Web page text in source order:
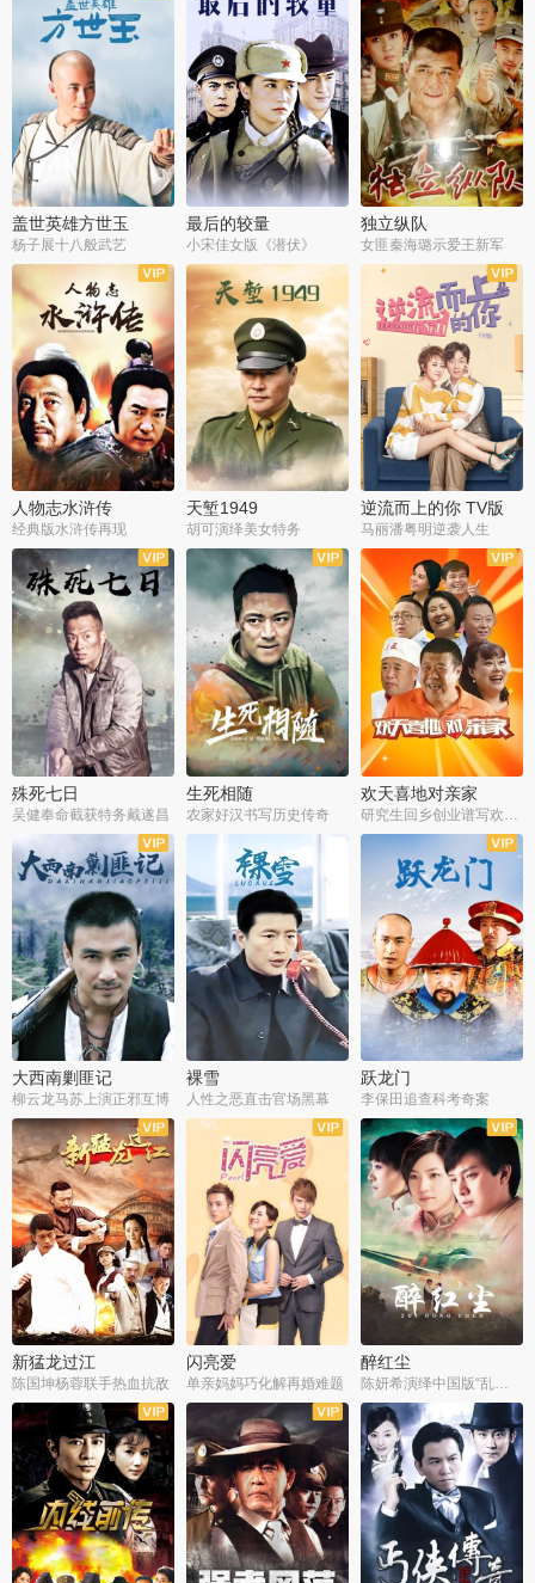
盖世英雄方世玉
杨子展十八般武艺
最后的较量
小宋佳女版《潜伏》
独立纵队
女匪秦海璐示爱王新军
全40集
人物志水浒传
经典版水浒传再现
全30集
天堑1949
胡可演绎美女特务
全43集
逆流而上的你 TV版
马丽潘粤明逆袭人生
全34集
殊死七日
吴健奉命截获特务戴遂昌
全21集
生死相随
农家好汉书写历史传奇
全35集
欢天喜地对亲家
大西南剿匪记
柳云龙马苏上演正邪互博
全21集
裸雪
人性之恶直击官场黑幕
全30集
跃龙门
李保田追查科考奇案
全36集
新猛龙过江
陈国坤杨蓉联手热血抗敌
全37集
闪亮爱
单亲妈妈巧化解再婚难题
全30集
醉红尘
陈妍希演绎中国版“乱世佳人”
全30集
全30集 全30集